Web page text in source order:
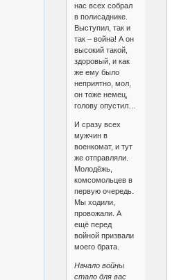
нас всех собрал
в полисаднике.
Выступил, так и
так – война! А он
высокий такой,
здоровый, и как
же ему было
неприятно, мол,
он тоже немец,
голову опустил…
И сразу всех
мужчин в
военкомат, и тут
же отправляли.
Молодёжь,
комсомольцев в
первую очередь.
Мы ходили,
провожали. А
ещё перед
войной призвали
моего брата.
Начало войны
стало для вас